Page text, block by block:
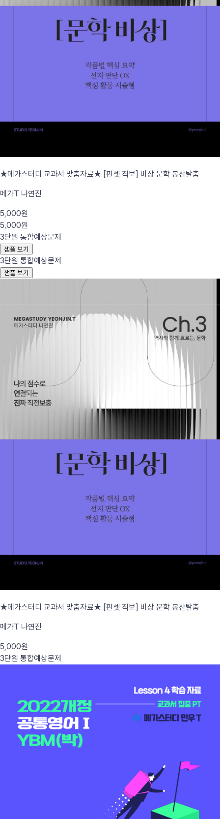
★메가스터디 교과서 맞춤자료★ [핀셋 직보] 비상 문학 봉산탈춤
메가T 나연진
5,000원
5,000원
3단원 통합예상문제
샘플 보기
3단원 통합예상문제
샘플 보기
★메가스터디 교과서 맞춤자료★ [핀셋 직보] 비상 문학 봉산탈춤
메가T 나연진
5,000원
3단원 통합예상문제